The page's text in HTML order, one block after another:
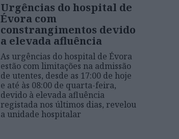
Urgências do hospital de
Évora com
constrangimentos devido
a elevada afluência
As urgências do hospital de Évora
estão com limitações na admissão
de utentes, desde as 17:00 de hoje
e até às 08:00 de quarta-feira,
devido à elevada afluência
registada nos últimos dias, revelou
a unidade hospitalar